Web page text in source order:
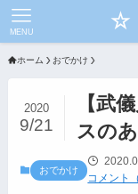
☆
MENU
ホーム おでかけ
【武
スの
2020
9/21
おでかけ
コメント